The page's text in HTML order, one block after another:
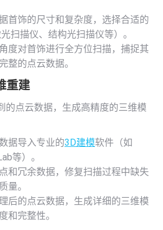
首饰的尺寸和复杂度，选择合适的
扫描仪、结构光扫描仪等）。
度对首饰进行全方位扫描，捕捉其
整的点云数据。
重建
的点云数据，生成高精度的三维模
据导入专业的3D建模软件（如
等）。
和冗余数据，修复扫描过程中缺失
量。
后的点云数据，生成详细的三维模
和完整性。